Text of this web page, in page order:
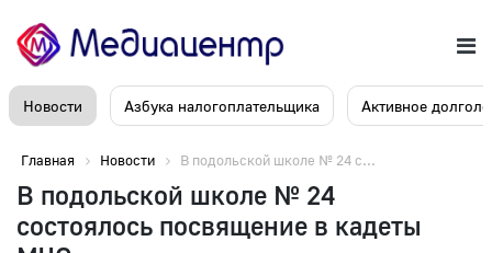
Новости Азбука налогоплательщика Активное
Главная Новости В подольской школе № 24 с...
В подольской школе № 24
состоялось посвящение в кадеты